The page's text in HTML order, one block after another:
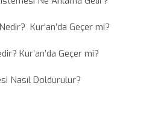
Kur’an’da Geçer mi?
Kur’an’da Geçer mi?
Nasıl Doldurulur?